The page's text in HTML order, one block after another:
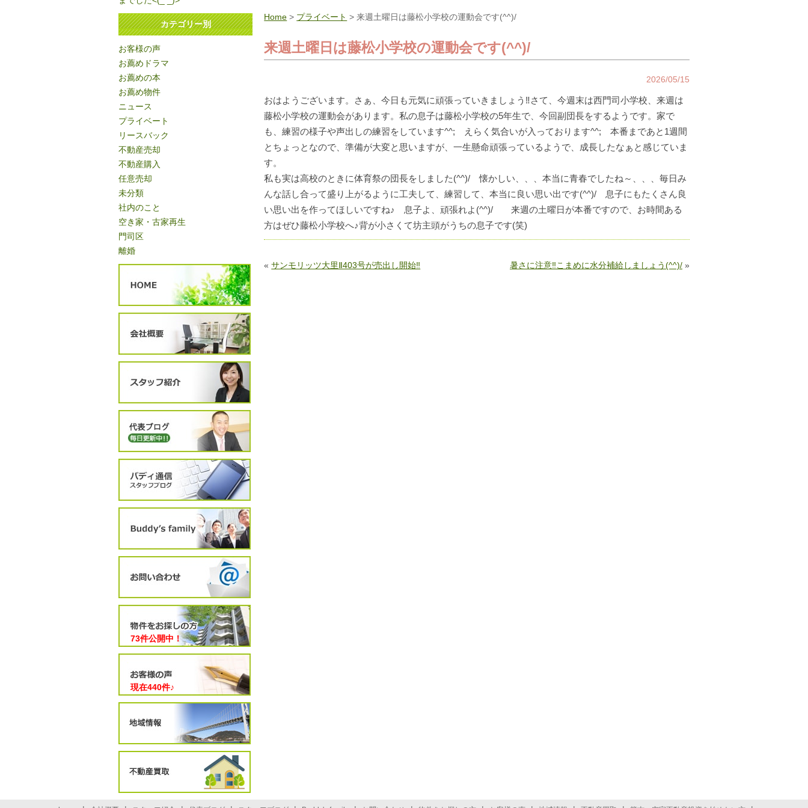
Home > プライベート > 来週土曜日は藤松小学校の運動会です(^^)/
来週土曜日は藤松小学校の運動会です(^^)/
2026/05/15
おはようございます。さぁ、今日も元気に頑張っていきましょう‼さて、今週末は西門司小学校、来週は
藤松小学校の運動会があります。私の息子は藤松小学校の5年生で、今回副団長をするようです。家で
も、練習の様子や声出しの練習をしています^^; えらく気合いが入っております^^; 本番まであと1週間
とちょっとなので、準備が大変と思いますが、一生懸命頑張っているようで、成長したなぁと感じていま
す。
私も実は高校のときに体育祭の団長をしました(^^)/ 懐かしい、、、本当に青春でしたね～、、、毎日み
んな話し合って盛り上がるように工夫して、練習して、本当に良い思い出です(^^)/ 息子にもたくさん良
い思い出を作ってほしいですね♪ 息子よ、頑張れよ(^^)/ 来週の土曜日が本番ですので、お時間ある
方はぜひ藤松小学校へ♪背が小さくて坊主頭がうちの息子です(笑)
«サンモリッツ大里Ⅱ403号が売出し開始‼ 暑さに注意‼こまめに水分補給しましょう(^^)/ »
カテゴリー別
お客様の声
お薦めドラマ
お薦めの本
お薦め物件
ニュース
プライベート
リースバック
不動産売却
不動産購入
任意売却
未分類
社内のこと
空き家・古家再生
門司区
離婚
73件公開中！
現在440件♪